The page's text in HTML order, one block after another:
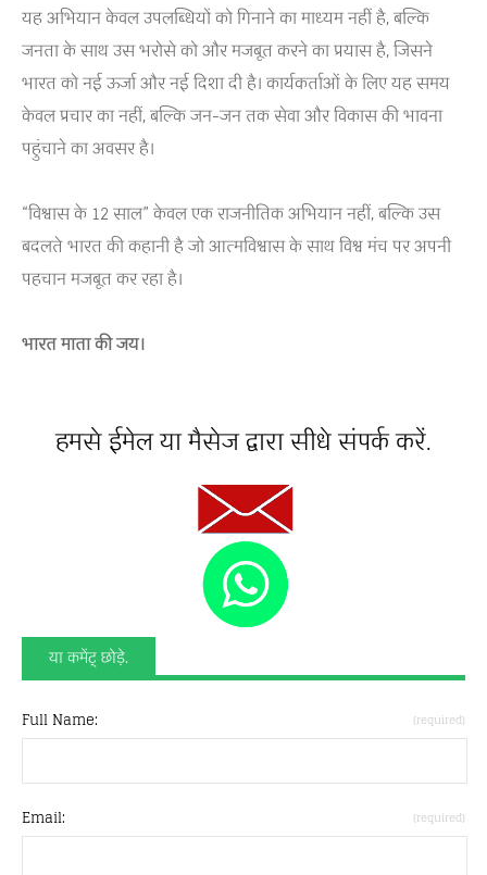
यह अभियान केवल उपलब्धियों को गिनाने का माध्यम नहीं है, बल्कि
जनता के साथ उस भरोसे को और मजबूत करने का प्रयास है, जिसने
भारत को नई ऊर्जा और नई दिशा दी है। कार्यकर्ताओं के लिए यह समय
केवल प्रचार का नहीं, बल्कि जन-जन तक सेवा और विकास की भावना
पहुंचाने का अवसर है।
“विश्वास के 12 साल” केवल एक राजनीतिक अभियान नहीं, बल्कि उस
बदलते भारत की कहानी है जो आत्मविश्वास के साथ विश्व मंच पर अपनी
पहचान मजबूत कर रहा है।
भारत माता की जय।
हमसे ईमेल या मैसेज द्वारा सीधे संपर्क करें.
या कमेंट् छोड़े.
Full Name: (required)
Email: (required)